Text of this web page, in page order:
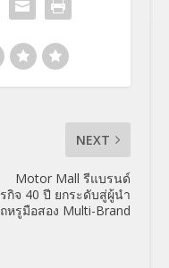
NEXT
Motor Mall รีแบรนด์
กิจ 40 ปี ยกระดับสู่ผู้นำ
หรูมือสอง Multi-Brand